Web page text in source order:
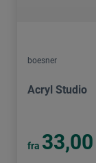
boesner
Acryl Studio
fra 33,00